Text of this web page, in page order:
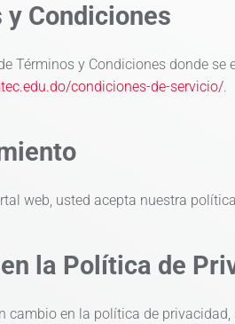
Condiciones
Términos y Condiciones donde
condiciones-de-servicio/.
web, usted acepta nuestra
la Política de
cambio en la política de